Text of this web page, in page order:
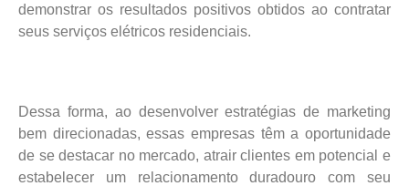
demonstrar os resultados positivos obtidos ao contratar
seus serviços elétricos residenciais.
Dessa forma, ao desenvolver estratégias de marketing
bem direcionadas, essas empresas têm a oportunidade
de se destacar no mercado, atrair clientes em potencial e
estabelecer um relacionamento duradouro com seu